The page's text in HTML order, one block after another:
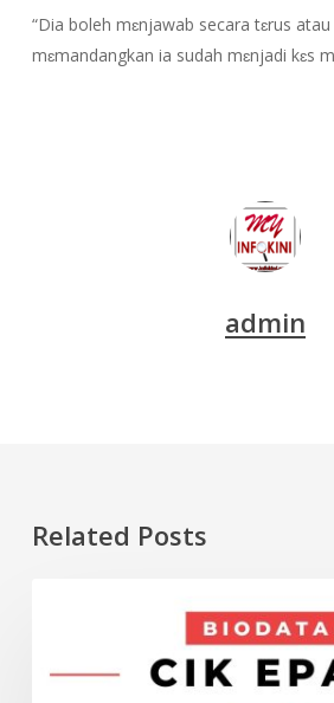
“Dia boleh mɛnjawab secara tɛrus
mɛmandangkan ia sudah mɛnjadi kɛs
admin
Related Posts
Nama